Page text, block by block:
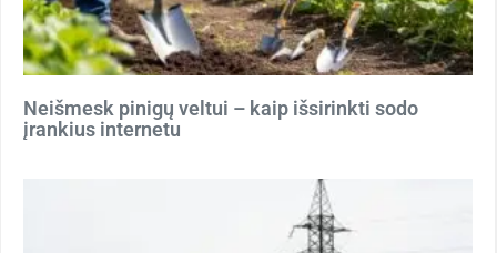
Neišmesk pinigų veltui – kaip išsirinkti sodo
įrankius internetu